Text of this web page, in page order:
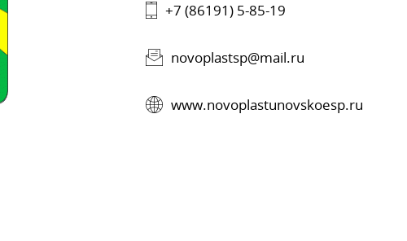
+7 (86191) 5-85-19
novoplastsp@mail.ru
www.novoplastunovskoesp.ru